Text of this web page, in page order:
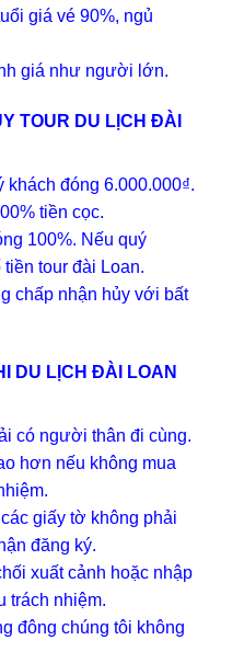
giá vé 90%, ngủ
giá như người lớn.
TOUR DU LỊCH ĐÀI
khách đóng 6.000.000₫.
tiền cọc.
100%. Nếu quý
tiền tour đài Loan.
chấp nhận hủy với bất
DU LỊCH ĐÀI LOAN
có người thân đi cùng.
hơn nếu không mua
giấy tờ không phải
đăng ký.
xuất cảnh hoặc nhập
trách nhiệm.
đông chúng tôi không